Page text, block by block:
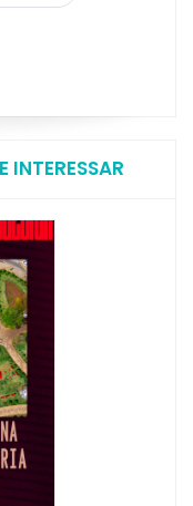
INTERESSAR